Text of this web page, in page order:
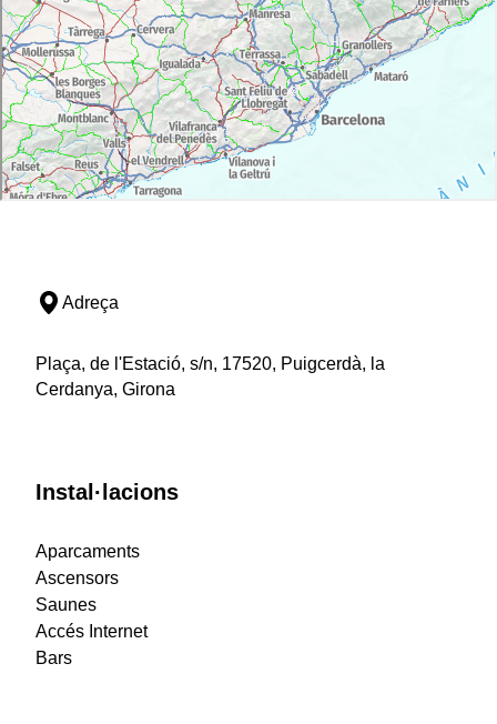
Adreça
Plaça, de l'Estació, s/n, 17520, Puigcerdà, la
Cerdanya, Girona
Instal·lacions
Aparcaments
Ascensors
Saunes
Accés Internet
Bars